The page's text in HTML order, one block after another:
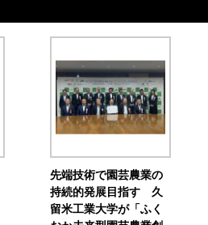
先端技術で園芸農業の
持続的発展目指す 久
留米工業大学が「ふく